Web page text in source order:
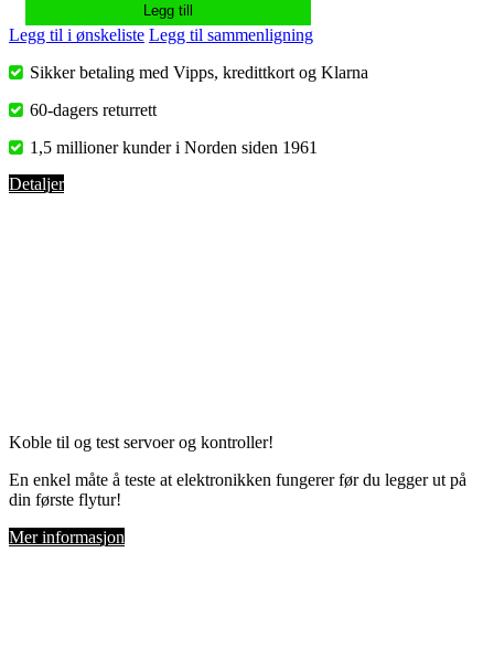
Legg till
Legg til i ønskeliste Legg til sammenligning
Sikker betaling med Vipps, kredittkort og Klarna
60-dagers returrett
1,5 millioner kunder i Norden siden 1961
Detaljer
Koble til og test servoer og kontroller!
En enkel måte å teste at elektronikken fungerer før du legger ut på
din første flytur!
Mer informasjon